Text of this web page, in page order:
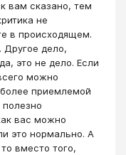
вам сказано, тем
не
в происходящем.
дело,
это не дело. Если
можно
приемлемой
вас можно
это нормально. А
вместо того,